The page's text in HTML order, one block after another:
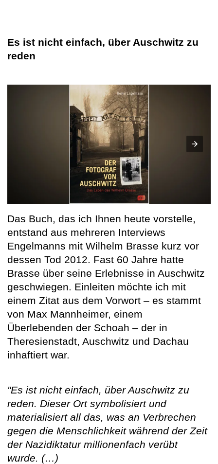
Es ist nicht einfach, über Auschwitz zu
reden
Das Buch, das ich Ihnen heute vorstelle,
entstand aus mehreren Interviews
Engelmanns mit Wilhelm Brasse kurz vor
dessen Tod 2012. Fast 60 Jahre hatte
Brasse über seine Erlebnisse in Auschwitz
geschwiegen. Einleiten möchte ich mit
einem Zitat aus dem Vorwort – es stammt
von Max Mannheimer, einem
Überlebenden der Schoah – der in
Theresienstadt, Auschwitz und Dachau
inhaftiert war.
"Es ist nicht einfach, über Auschwitz zu
reden. Dieser Ort symbolisiert und
materialisiert all das, was an Verbrechen
gegen die Menschlichkeit während der Zeit
der Nazidiktatur millionenfach verübt
wurde. (…)